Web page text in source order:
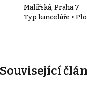
Malířská, Praha 7
Typ kanceláře •
Související